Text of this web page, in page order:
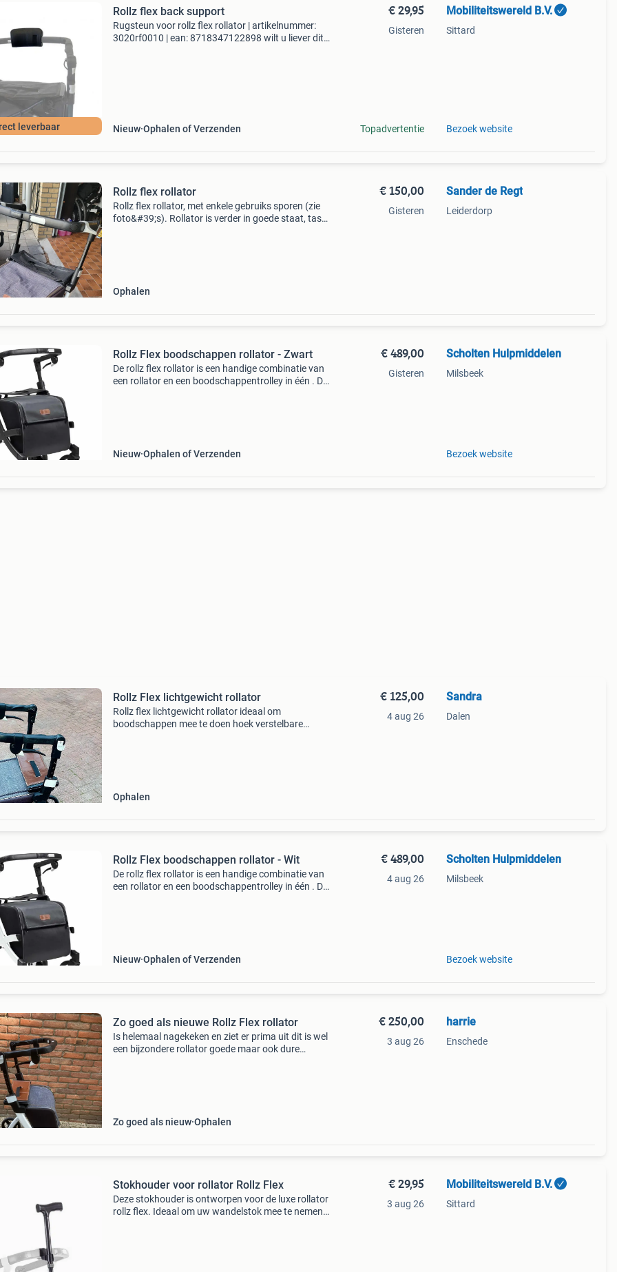
leverbaar
Rollz flex back support
Rugsteun voor rollz flex rollator | artikelnummer:
3020rf0010 | ean: 8718347122898 wilt u liever dit
Nieuw Ophalen of Verzenden
€ 29,95
Gisteren
Topadvertentie
Mobiliteitswereld B.V.
Sittard
Bezoek website
Rollz flex rollator
Rollz flex rollator, met enkele gebruiks sporen (zie
foto&#39;s). Rollator is verder in goede staat, tas
Ophalen
€ 150,00
Gisteren
Sander de Regt
Leiderdorp
Rollz Flex boodschappen rollator - Zwart
De rollz flex rollator is een handige combinatie van
een rollator en een boodschappentrolley in één . De
Nieuw Ophalen of Verzenden
€ 489,00
Gisteren
Scholten Hulpmiddelen
Milsbeek
Bezoek website
Rollz Flex lichtgewicht rollator
Rollz flex lichtgewicht rollator ideaal om
boodschappen mee te doen hoek verstelbare
Ophalen
€ 125,00
4 aug 26
Sandra
Dalen
Rollz Flex boodschappen rollator - Wit
De rollz flex rollator is een handige combinatie van
een rollator en een boodschappentrolley in één . De
Nieuw Ophalen of Verzenden
€ 489,00
4 aug 26
Scholten Hulpmiddelen
Milsbeek
Bezoek website
Zo goed als nieuwe Rollz Flex rollator
Is helemaal nagekeken en ziet er prima uit dit is wel
een bijzondere rollator goede maar ook dure
Zo goed als nieuw Ophalen
€ 250,00
3 aug 26
harrie
Enschede
Stokhouder voor rollator Rollz Flex
Deze stokhouder is ontworpen voor de luxe rollator
rollz flex. Ideaal om uw wandelstok mee te nemen.
€ 29,95
3 aug 26
Mobiliteitswereld B.V.
Sittard